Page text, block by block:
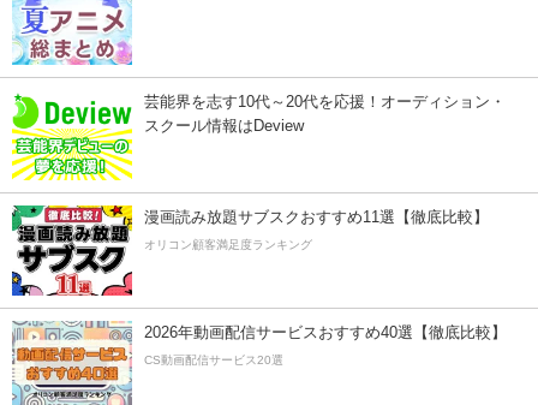
芸能界を志す10代～20代を応援！オーディション・
スクール情報はDeview
漫画読み放題サブスクおすすめ11選【徹底比較】
オリコン顧客満足度ランキング
2026年動画配信サービスおすすめ40選【徹底比較】
CS動画配信サービス20選